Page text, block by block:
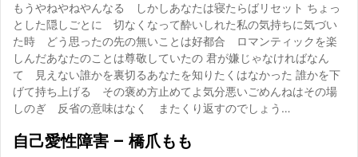
もうやねやねやんなる しかしあなたは寝たらばリセット ちょっ
とした隠しごとに 切なくなって酔いしれた私の気持ちに気づい
た時 どう思ったの先の無いことは好都合 ロマンティックを楽
しんだあなたのことは尊敬していたの 君が嫌じゃなければなん
て 見えない誰かを裏切るあなたを知りたくはなかった 誰かを下
げて持ち上げる その褒め方止めてよ気分悪いごめんねはその場
しのぎ 反省の意味はなく またくり返すのでしょう…
自己愛性障害 – 橋爪もも